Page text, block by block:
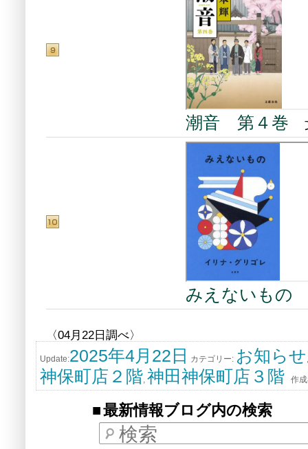
潮音 第４巻
みえないもの
〈04月22日調べ〉
Update:2025年4月22日 カテゴリー: お知らせ
神保町店２階 神田神保町店３階 作
最新情報ブログ内の検索
検索